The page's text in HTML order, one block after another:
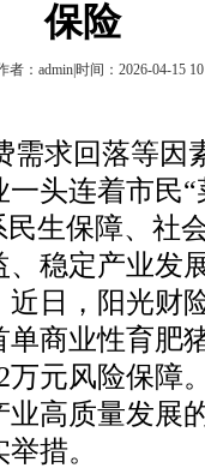
保险
者：admin|时间：2026-04-15
需求回落等因
头连着市民
生保障、社
稳定产业发
日，阳光财
商业性育肥
万元风险保障
高质量发展
措。